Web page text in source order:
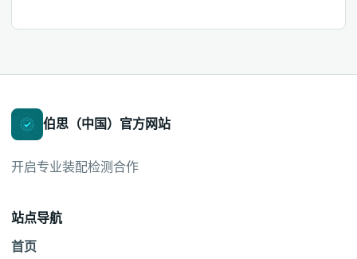
伯思（中国）官方网站
开启专业装配检测合作
站点导航
首页